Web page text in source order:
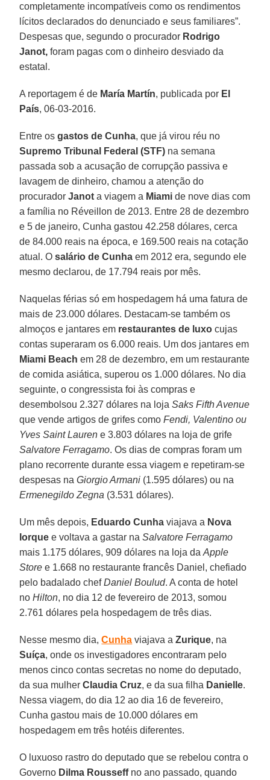
completamente incompatíveis como os rendimentos
lícitos declarados do denunciado e seus familiares”.
Despesas que, segundo o procurador Rodrigo
Janot, foram pagas com o dinheiro desviado da
estatal.
A reportagem é de María Martín, publicada por El
País, 06-03-2016.
Entre osgastos de Cunha, que já virou réu no
Supremo Tribunal Federal (STF) na semana
passada sob a acusação de corrupção passiva e
lavagem de dinheiro, chamou a atenção do
procuradorJanot a viagem a Miami de nove dias com
a família no Réveillon de 2013. Entre 28 de dezembro
e 5 de janeiro, Cunha gastou 42.258 dólares, cerca
de 84.000 reais na época, e 169.500 reais na cotação
atual. Osalário de Cunha em 2012 era, segundo ele
mesmo declarou, de 17.794 reais por mês.
Naquelas férias só em hospedagem há uma fatura de
mais de 23.000 dólares. Destacam-se também os
almoços e jantares em restaurantes de luxo cujas
contas superaram os 6.000 reais. Um dos jantares em
Miami Beach em 28 de dezembro, em um restaurante
de comida asiática, superou os 1.000 dólares. No dia
seguinte, o congressista foi às compras e
desembolsou 2.327 dólares na lojaSaks Fifth Avenue
que vende artigos de grifes como Fendi, Valentino ou
Yves Saint Lauren e 3.803 dólares na loja de grife
Salvatore Ferragamo. Os dias de compras foram um
plano recorrente durante essa viagem e repetiram-se
despesas naGiorgio Armani (1.595 dólares) ou na
Ermenegildo Zegna (3.531 dólares).
Um mês depois, Eduardo Cunha viajava a Nova
Iorque e voltava a gastar na Salvatore Ferragamo
mais 1.175 dólares, 909 dólares na loja daApple
Store e 1.668 no restaurante francês Daniel, chefiado
pelo badalado chefDaniel Boulud. A conta de hotel
noHilton, no dia 12 de fevereiro de 2013, somou
2.761 dólares pela hospedagem de três dias.
Nesse mesmo dia,Cunha viajava aZurique, na
Suíça, onde os investigadores encontraram pelo
menos cinco contas secretas no nome do deputado,
da sua mulher Claudia Cruz, e da sua filha Danielle.
Nessa viagem, do dia 12 ao dia 16 de fevereiro,
Cunha gastou mais de 10.000 dólares em
hospedagem em três hotéis diferentes.
O luxuoso rastro do deputado que se rebelou contra o
Governo Dilma Rousseffno ano passado, quando